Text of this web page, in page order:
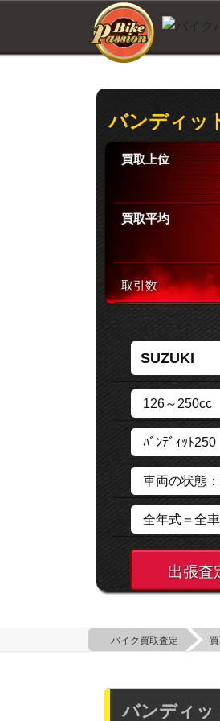
バンディッ
買取上位
買取平均
取引数
出張査
バイク買取査定
バンディッ